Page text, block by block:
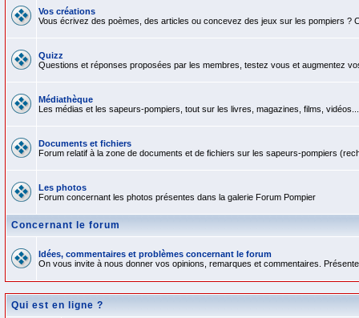
Vos créations
Vous écrivez des poèmes, des articles ou concevez des jeux sur les pompiers ?
Quizz
Questions et réponses proposées par les membres, testez vous et augmentez
Médiathèque
Les médias et les sapeurs-pompiers, tout sur les livres, magazines, films, vidéos...
Documents et fichiers
Forum relatif à la zone de documents et de fichiers sur les sapeurs-pompiers
Les photos
Forum concernant les photos présentes dans la galerie Forum Pompier
Concernant le forum
Idées, commentaires et problèmes concernant le forum
On vous invite à nous donner vos opinions, remarques et commentaires.
Qui est en ligne ?